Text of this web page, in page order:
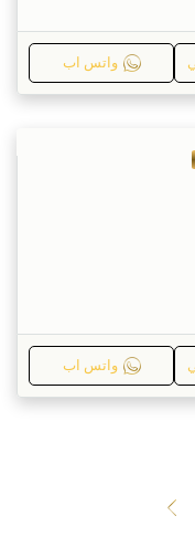
واتس اب
واتس اب